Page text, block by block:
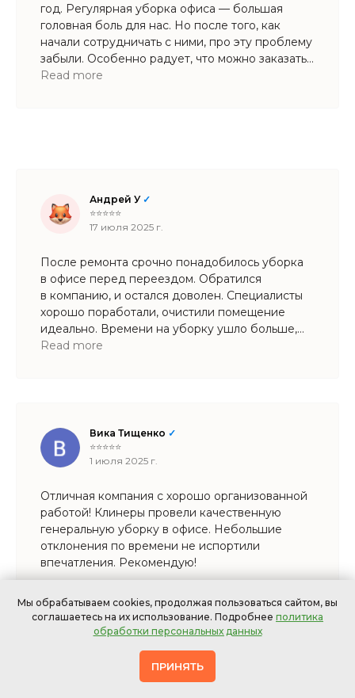
год. Регулярная уборка офиса — большая
головная боль для нас. Но после того, как
начали сотрудничать с ними, про эту проблему
забыли. Особенно радует, что можно заказать
и генеральную уборку, и мытье фасадов.
Read more
Андрей У ✓
⭐⭐⭐⭐⭐
17 июля 2025 г.
После ремонта срочно понадобилось уборка
в офисе перед переездом. Обратился
в компанию, и остался доволен. Специалисты
хорошо поработали, очистили помещение
идеально. Времени на уборку ушло больше,
чем думал, но результат порадовал.
Read more
Вика Тищенко ✓
⭐⭐⭐⭐⭐
1 июля 2025 г.
Отличная компания с хорошо организованной
работой! Клинеры провели качественную
генеральную уборку в офисе. Небольшие
отклонения по времени не испортили
впечатления. Рекомендую!
Оля Стативкина✓
22 мая 2025 г.
Мы обрабатываем cookies, продолжая пользоваться сайтом, вы
соглашаетесь на их использование. Подробнее политика
обработки персональных данных
ПРИНЯТЬ